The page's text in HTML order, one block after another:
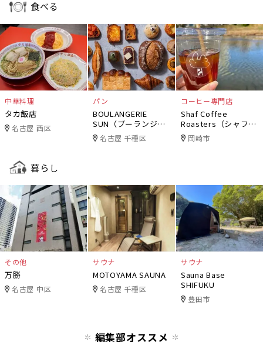
食べる
中華料理
タカ飯店
名古屋 西区
パン
BOULANGERIE
SUN（ブーランジェ
リー・サン）
名古屋 千種区
コーヒー専門店
Shaf Coffee
Roasters（シャフコ
ーヒーロースター
ズ）
岡崎市
暮らし
その他
万勝
名古屋 中区
サウナ
MOTOYAMA SAUNA
名古屋 千種区
サウナ
Sauna Base
SHIFUKU
豊田市
編集部オススメ